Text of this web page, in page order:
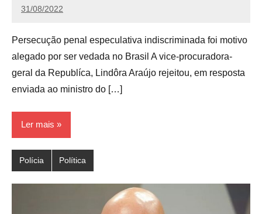
31/08/2022
Redação
Persecução penal especulativa indiscriminada foi motivo
alegado por ser vedada no Brasil A vice-procuradora-
geral da Republíca, Lindôra Araújo rejeitou, em resposta
enviada ao ministro do […]
Ler mais
Polícia Política